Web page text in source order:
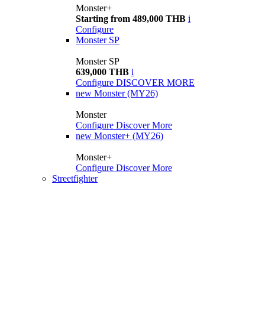
Monster+
Starting from 489,000 THB i
Configure
Monster SP
Monster SP
639,000 THB i
Configure DISCOVER MORE
new Monster (MY26)
Monster
Configure Discover More
new Monster+ (MY26)
Monster+
Configure Discover More
Streetfighter